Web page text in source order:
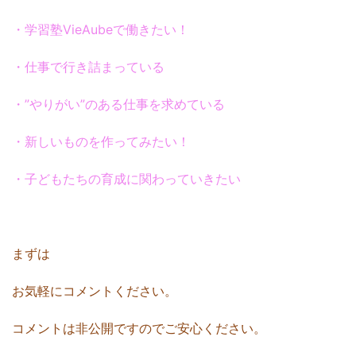
・学習塾VieAubeで働きたい！
・仕事で行き詰まっている
・”やりがい”のある仕事を求めている
・新しいものを作ってみたい！
・子どもたちの育成に関わっていきたい
まずは
お気軽にコメントください。
コメントは非公開ですのでご安心ください。